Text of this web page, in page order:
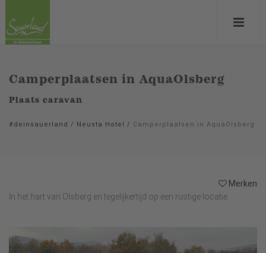
Camperplaatsen in AquaOlsberg
Plaats caravan
#deinsauerland / Neusta Hotel / Camperplaatsen in AquaOlsberg
Merken
In het hart van Olsberg en tegelijkertijd op een rustige locatie.